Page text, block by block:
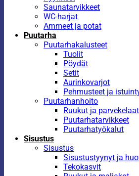
Saunatarvikkeet
WC-harjat
Ammeet ja potat
Puutarha
Puutarhakalusteet
Tuolit
Pöydät
Setit
Aurinkovarjot
Pehmusteet ja
Puutarhanhoito
Ruukut ja
Puutarhatarvikkeet
Puutarhatyökalut
Sisustus
Sisustus
Sisustustyynyt ja
Tekokasvit